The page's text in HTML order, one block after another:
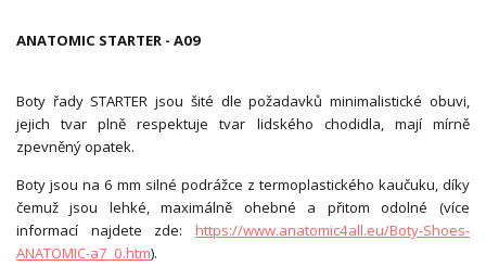
ANATOMIC STARTER - A09
Boty řady STARTER jsou šité dle požadavků minimalistické obuvi,
jejich tvar plně respektuje tvar lidského chodidla, mají mírně
zpevněný opatek.
Boty jsou na 6 mm silné podrážce z termoplastického kaučuku, díky
čemuž jsou lehké, maximálně ohebné a přitom odolné (více
informací najdete zde: https://www.anatomic4all.eu/Boty-Shoes-
ANATOMIC-a7_0.htm).